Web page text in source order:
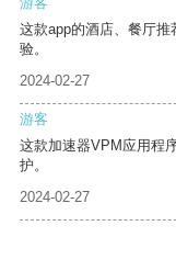
这款app的酒店、餐厅
验。
2024-02-27
游客
这款加速器VPM应用程
护。
2024-02-27